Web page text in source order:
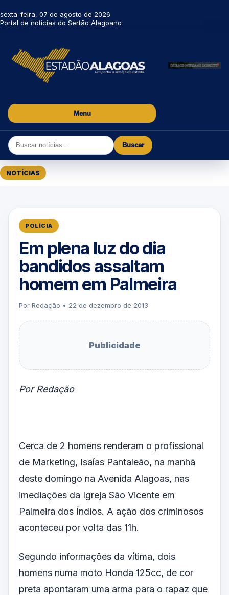
sexta-feira, 07 de agosto de 2026
Portal de notícias do Sertão Alagoano
Menu
Buscar
NOTÍCIAS
POLÍCIA
Em plena luz do dia
bandidos assaltam
homem em Palmeira
Por Redação • 22 de dezembro de 2013
Publicidade
Por Redação
Cerca de 2 homens renderam o profissional
de Marketing, Isaías Pantaleão, na manhã
deste domingo na Avenida Alagoas, nas
imediações da Igreja São Vicente em
Palmeira dos Índios. A ação dos criminosos
aconteceu por volta das 11h.
Segundo informações da vítima, dois
homens numa moto Honda 125cc, de cor
preta apontaram uma arma para o rapaz que